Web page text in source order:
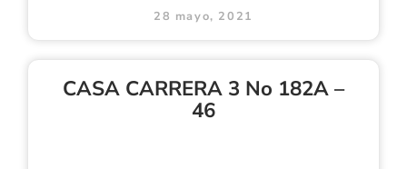
28 mayo, 2021
CASA CARRERA 3 No 182A –
46